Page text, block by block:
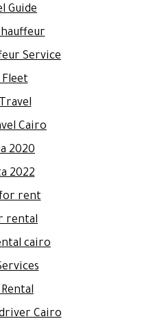
Guide
Service
Cairo
2020
2022
for rent
rental
cairo
Cairo